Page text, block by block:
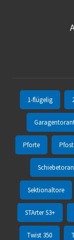
1-flügelig
Pforte
Sektionaltore
STArter S3+
Twist 350